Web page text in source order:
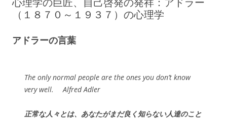
（１８７０～１９３７）の心理学
アドラーの言葉
The only normal people are the ones you don’t know
very well. Alfred Adler
正常な人々とは、あなたがまだ良く知らない人達のこと